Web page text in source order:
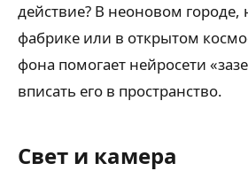
действие? В неоновом
фабрике или в открытом
фона помогает нейросети
вписать его в пространство.
Свет и камера